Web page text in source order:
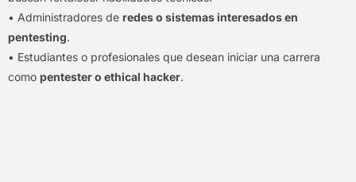
• Administradores de redes o sistemas interesados en
pentesting.
• Estudiantes o profesionales que desean iniciar una carrera
como pentester o ethical hacker.